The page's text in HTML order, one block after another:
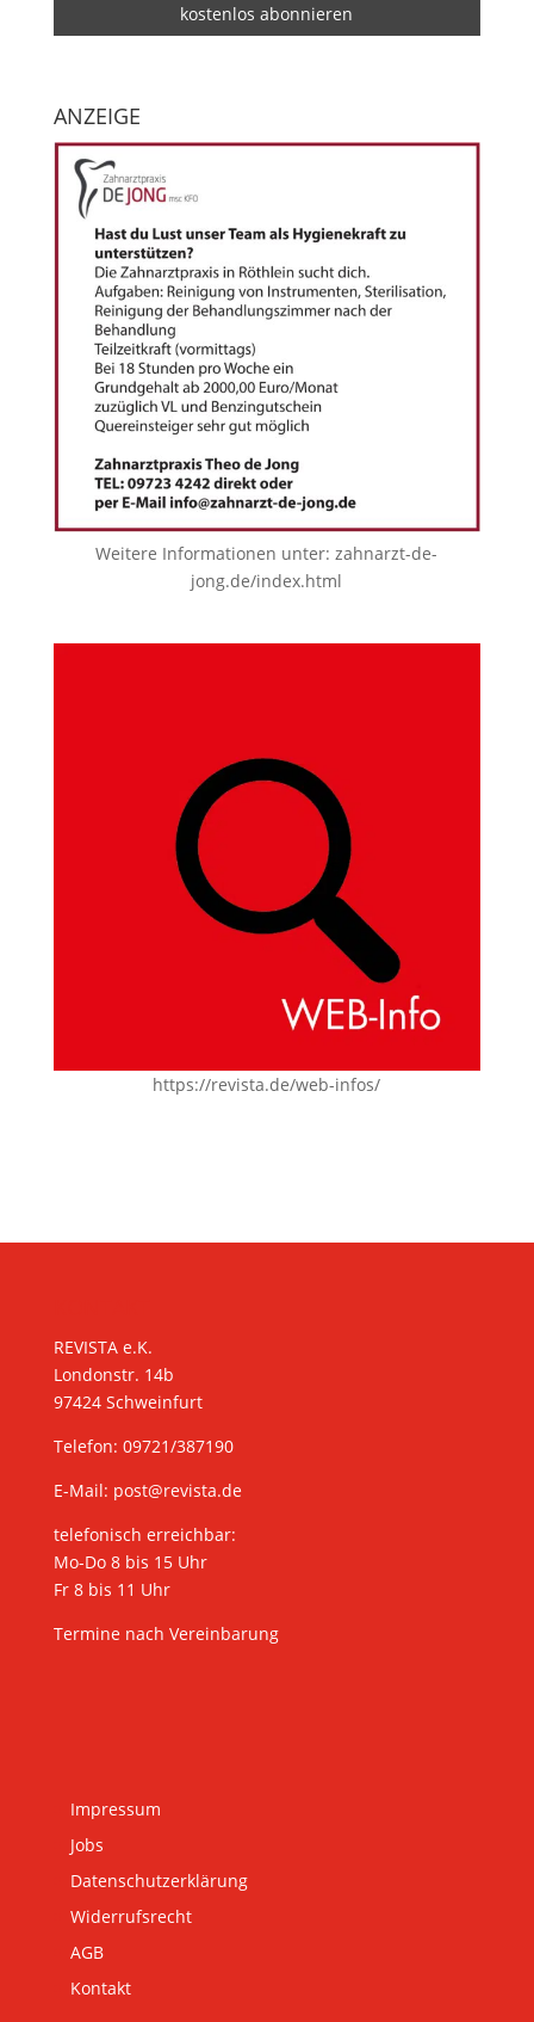
ANZEIGE
Weitere Informationen unter:zahnarzt-de-
jong.de/index.html
https://revista.de/web-infos/
REVISTA e.K.
Londonstr. 14b
97424 Schweinfurt
Telefon: 09721/387190
E-Mail: post@revista.de
telefonisch erreichbar:
Mo-Do 8 bis 15 Uhr
Fr 8 bis 11 Uhr
Termine nach Vereinbarung
Impressum
Jobs
Datenschutzerklärung
Widerrufsrecht
AGB
Kontakt